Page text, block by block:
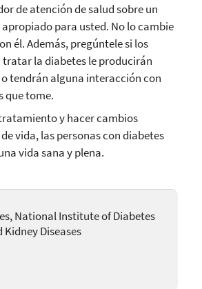
de atención de salud sobre un
para usted. No lo cambie
él. Además, pregúntele si los
la diabetes le producirán
tendrán alguna interacción con
que tome.
y hacer cambios
vida, las personas con diabetes
vida sana y plena.
National Institute of Diabetes
Diseases